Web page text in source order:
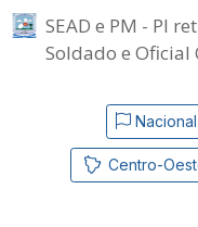
SEAD e PM - PI
Soldado e Oficial
Nacional
Centro-